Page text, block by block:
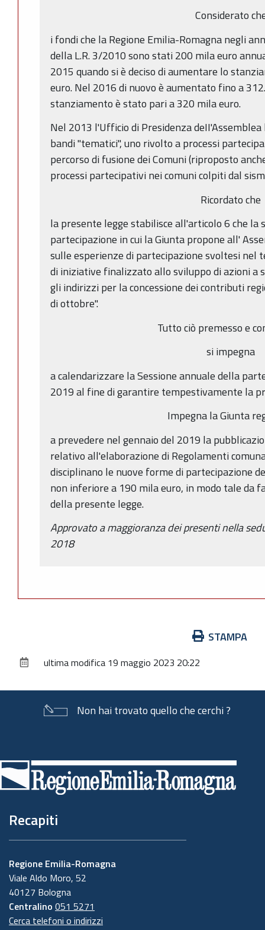
Considerato
i fondi che la Regione Emilia-Romagna negli
della L.R. 3/2010 sono stati 200 mila euro
2015 quando si è deciso di aumentare lo
euro. Nel 2016 di nuovo è aumentato fino a
stanziamento è stato pari a 320 mila euro.
Nel 2013 l'Ufficio di Presidenza
bandi "tematici", uno rivolto a processi
percorso di fusione dei Comuni (riproposto
processi partecipativi nei comuni colpiti dal
Ricordato che
la presente legge stabilisce all'articolo 6 che la
partecipazione in cui la Giunta propone all'
sulle esperienze di partecipazione svoltesi
di iniziative finalizzato allo sviluppo di azioni a
gli indirizzi per la concessione dei contributi
di ottobre".
Tutto ciò premesso e
si impegna
a calendarizzare la Sessione annuale della
2019 al fine di garantire tempestivamente la
Impegna la Giunta
a prevedere nel gennaio del 2019 la
relativo all'elaborazione di Regolamenti
disciplinano le nuove forme di partecipazione
non inferiore a 190 mila euro, in modo tale da
della presente legge.
Approvato a maggioranza dei presenti nella
2018
documento
STAMPA
ultima modifica 19 maggio 2023 20:22
Non hai trovato quello che cerchi ?
di
pagina
Recapiti
Regione Emilia-Romagna
Viale Aldo Moro, 52
40127 Bologna
Centralino 051 5271
Cerca telefoni o indirizzi